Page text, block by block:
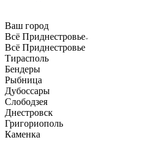
Ваш город
Всё Приднестровье
Всё Приднестровье
Тирасполь
Бендеры
Рыбница
Дубоссары
Слободзея
Днестровск
Григориополь
Каменка